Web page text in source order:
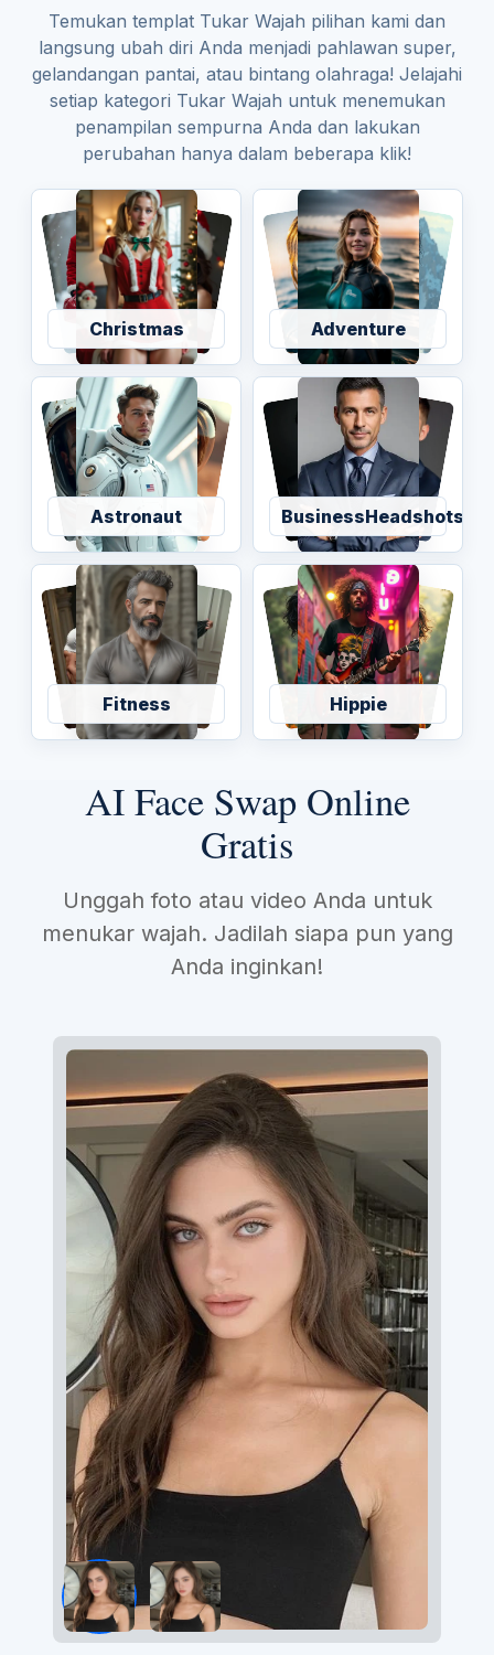
Temukan templat Tukar Wajah pilihan kami dan
langsung ubah diri Anda menjadi pahlawan super,
gelandangan pantai, atau bintang olahraga! Jelajahi
setiap kategori Tukar Wajah untuk menemukan
penampilan sempurna Anda dan lakukan
perubahan hanya dalam beberapa klik!
Christmas Adventure
Astronaut BusinessHeadshots
Fitness Hippie
AI Face Swap Online
Gratis
Unggah foto atau video Anda untuk
menukar wajah. Jadilah siapa pun yang
Anda inginkan!